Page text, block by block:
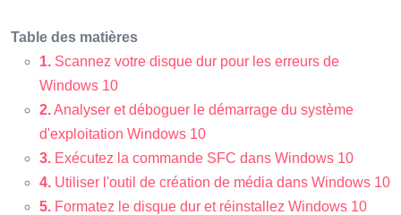
Table des matières
1. Scannez votre disque dur pour les erreurs de
Windows 10
2.Analyser et déboguer le démarrage du système
d'exploitation Windows 10
3. Exécutez la commande SFC dans Windows 10
4. Utiliser l'outil de création de média dans Windows 10
5. Formatez le disque dur et réinstallez Windows 10